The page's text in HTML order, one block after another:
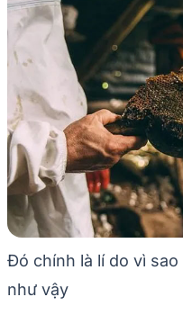
Đó chính là lí do vì
như vậy